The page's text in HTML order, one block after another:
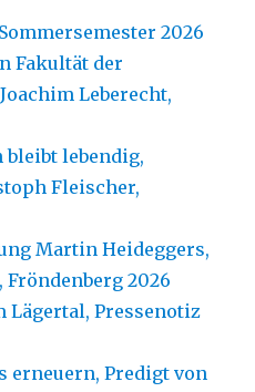
2026
Fakultät der
Leberecht,
bleibt lebendig,
Fleischer,
Martin Heideggers,
2026
Lägertal, Pressenotiz
erneuern, Predigt von